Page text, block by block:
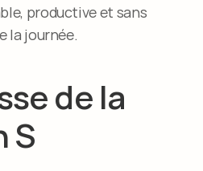
productive et sans
la journée.
de la
S